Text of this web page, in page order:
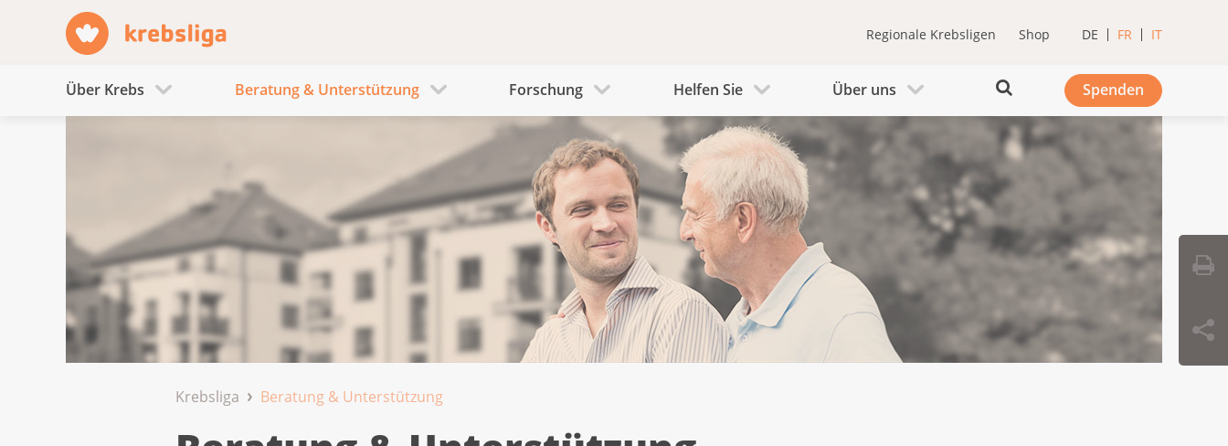
Regionale Krebsligen Shop DE FR IT
Über Krebs Beratung & Unterstützung Forschung Helfen Sie Über uns Spenden
Krebsliga Beratung & Unterstützung